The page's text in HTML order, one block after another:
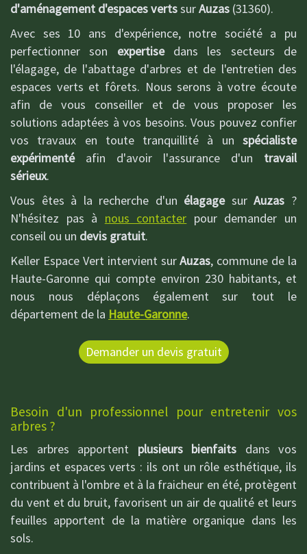
d'aménagement d'espaces vertssurAuzas (31360).
Avec ses 10 ans d'expérience, notre société a pu
perfectionner son expertisedans les secteurs de
l'élagage, de l'abattage d'arbres et de l'entretien des
espaces verts et fôrets. Nous serons à votre écoute
afin de vous conseiller et de vous proposer les
solutions adaptées à vos besoins. Vous pouvez confier
vos travaux en toute tranquillité à un spécialiste
expérimentéafin d'avoir l'assurance d'un travail
sérieux.
Vous êtes à la recherche d'un élagagesurAuzas ?
N'hésitez pas à nous contacter pour demander un
conseil ou un devis gratuit.
Keller Espace Vert intervient surAuzas, commune de la
Haute-Garonne qui compte environ 230 habitants, et
nous nous déplaçons également sur tout le
département de la Haute-Garonne.
Demander un devis gratuit
Besoin d'un professionnel pour entretenir vos
arbres ?
Les arbres apportent plusieurs bienfaits dans vos
jardins et espaces verts : ils ont un rôle esthétique, ils
contribuent à l'ombre et à la fraicheur en été, protègent
du vent et du bruit, favorisent un air de qualité et leurs
feuilles apportent de la matière organique dans les
sols.